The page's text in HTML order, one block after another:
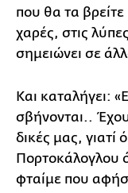
που θα τα βρείτε
χαρές, στις
σημειώνει σε
Και καταλήγει:
σβήνονται..
δικές μας, γιατί
Πορτοκάλογλου
φταίμε που